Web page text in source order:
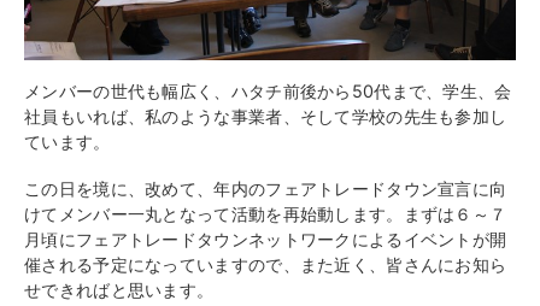
メンバーの世代も幅広く、ハタチ前後から50代まで、学生、会
社員もいれば、私のような事業者、そして学校の先生も参加し
ています。
この日を境に、改めて、年内のフェアトレードタウン宣言に向
けてメンバー一丸となって活動を再始動します。まずは６～７
月頃にフェアトレードタウンネットワークによるイベントが開
催される予定になっていますので、また近く、皆さんにお知ら
せできればと思います。